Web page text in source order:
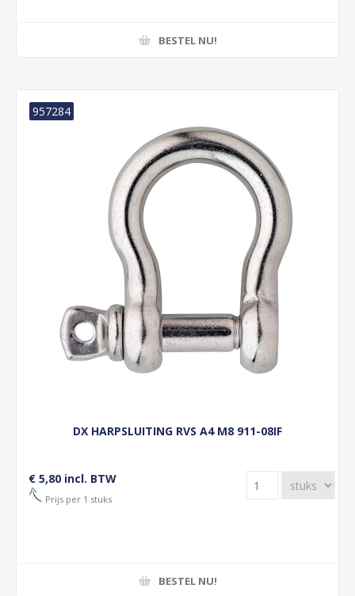
BESTEL NU!
DX HARPSLUITING RVS A4 M8 911-08IF
957284
€ 5,80 incl. BTW
Prijs per 1 stuks
BESTEL NU!